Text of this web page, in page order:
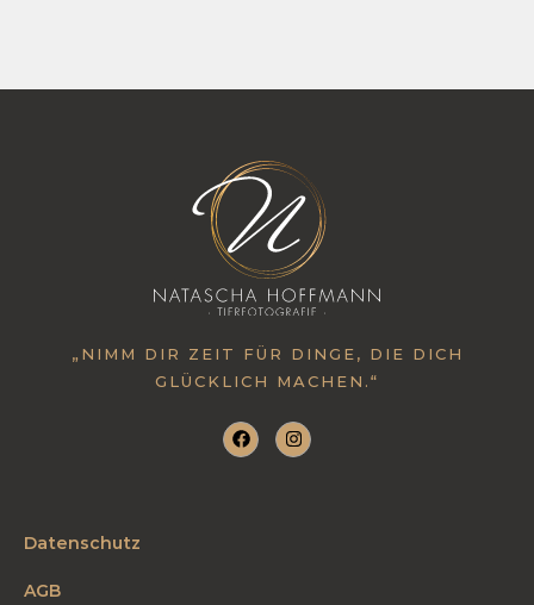
„NIMM DIR ZEIT FÜR DINGE, DIE DICH
GLÜCKLICH MACHEN.“
Datenschutz
AGB